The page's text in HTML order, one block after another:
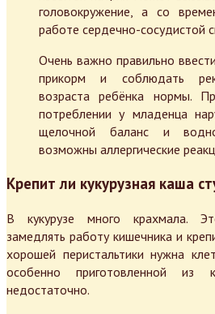
головокружение, а со
работе сердечно-сосудистой
Очень важно правильно
прикорм и соблюдать
возраста ребёнка нормы.
потреблении у младенца
щелочной баланс и
возможны аллергические
Крепит ли кукурузная каша
В кукурузе много крахмала.
замедлять работу кишечника и
хорошей перистальтики нужна
особенно приготовленной из
недостаточно.